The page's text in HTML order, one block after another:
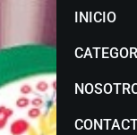
INICIO